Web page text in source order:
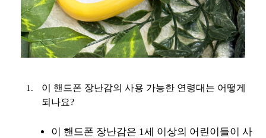
이 핸드폰 장난감의 사용 가능한 연령대는 어떻게
되나요?
이 핸드폰 장난감은 1세 이상의 어린이들이 사